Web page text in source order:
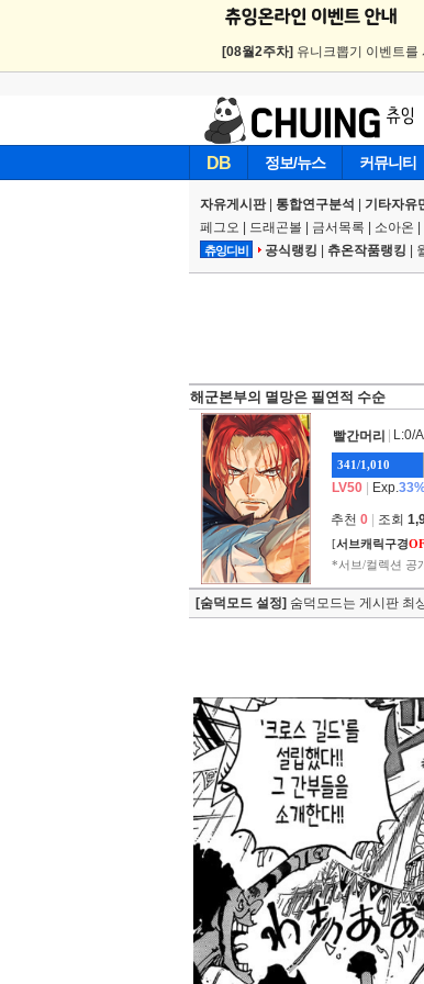
[08월2주차] 유니크뽑기 이벤트를
DB 정보/뉴스 커뮤니티
자유게시판| 통합연구분석 기타자유
페그오
드래곤볼 금서목록 소아온
츄잉디비 공식랭킹 츄온작품랭킹
해군본부의 멸망은 필연적 수순
빨간머리 L:0/
341/1,010
LV50 Exp.
추천 0 조회
[서브캐릭구경
*서브/컬렉션 공
[숨덕모드 설정] 숨덕모드는 게시판 최